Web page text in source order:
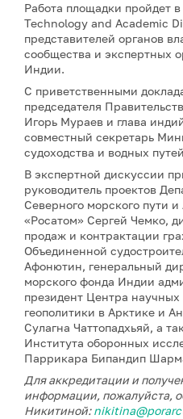
Работа площадки пройдет
Technology and Academic
представителей органов
сообщества и экспертных
Индии.
С приветственными
председателя
Игорь Мураев и глава
совместный секретарь
судоходства и водных
В экспертной дискуссии
руководитель проектов
Северного морского пути
«Росатом» Сергей Чемко,
продаж и контрактации
Объединенной
Афонютин, генеральный
морского фонда Индии
президент Центра
геополитики в Арктике и
Сулагна Чаттопадхьяй, а
Института оборонных
Паррикара Бипандип
Для аккредитации и
информации, пожалуйста,
Никитиной: